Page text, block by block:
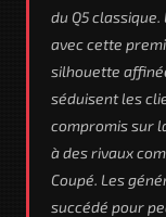
du Q5
avec cette
silhouette
séduisent les
compromis sur
à des rivaux
Coupé. Les
succédé pour